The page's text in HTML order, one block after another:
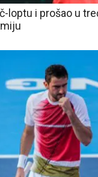
loptu i prošao u